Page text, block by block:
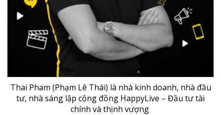
Thai Pham (Phạm Lê Thái) là nhà kinh doanh, nhà đầu
tư, nhà sáng lập cộng đồng HappyLive – Đầu tư tài
chính và thịnh vượng